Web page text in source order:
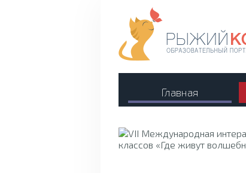
Главная